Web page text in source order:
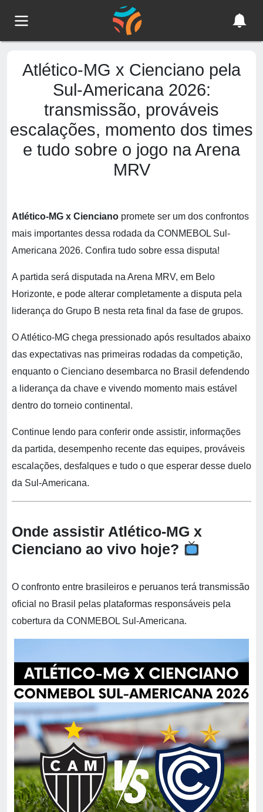
Atlético-MG x Cienciano pela
Sul-Americana 2026:
transmissão, prováveis
escalações, momento dos times
e tudo sobre o jogo na Arena
MRV
Atlético-MG x Cienciano promete ser um dos confrontos
mais importantes dessa rodada da CONMEBOL Sul-
Americana 2026. Confira tudo sobre essa disputa!
A partida será disputada na Arena MRV, em Belo
Horizonte, e pode alterar completamente a disputa pela
liderança do Grupo B nesta reta final da fase de grupos.
O Atlético-MG chega pressionado após resultados abaixo
das expectativas nas primeiras rodadas da competição,
enquanto o Cienciano desembarca no Brasil defendendo
a liderança da chave e vivendo momento mais estável
dentro do torneio continental.
Continue lendo para conferir onde assistir, informações
da partida, desempenho recente das equipes, prováveis
escalações, desfalques e tudo o que esperar desse duelo
da Sul-Americana.
Onde assistir Atlético-MG x
Cienciano ao vivo hoje?
O confronto entre brasileiros e peruanos terá transmissão
oficial no Brasil pelas plataformas responsáveis pela
cobertura da CONMEBOL Sul-Americana.